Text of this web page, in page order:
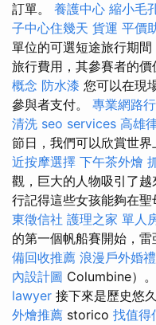
訂單。 養護中心 縮小毛
子中心住幾天 貨運 平價
單位的可選短途旅行期
旅行費用，其參賽者的價
概念 防水漆 您可以在現
參與者支付。 專業網路
清洗 seo services 高雄
節日，我們可以欣賞世界
近按摩選擇 下午茶外燴
觀，巨大的人物吸引了
行記得這些女孩能夠在
東徵信社 護理之家 單人
的第一個帆船賽開始，雷
備回收推薦 浪漫戶外婚
內設計圖 Columbine）。
lawyer 接下來是歷史悠
外燴推薦 storico 找值得